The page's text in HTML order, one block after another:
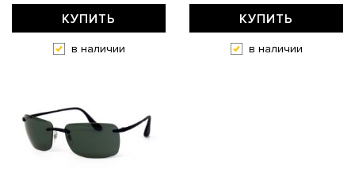
КУПИТЬ
в наличии
КУПИТЬ
в наличии